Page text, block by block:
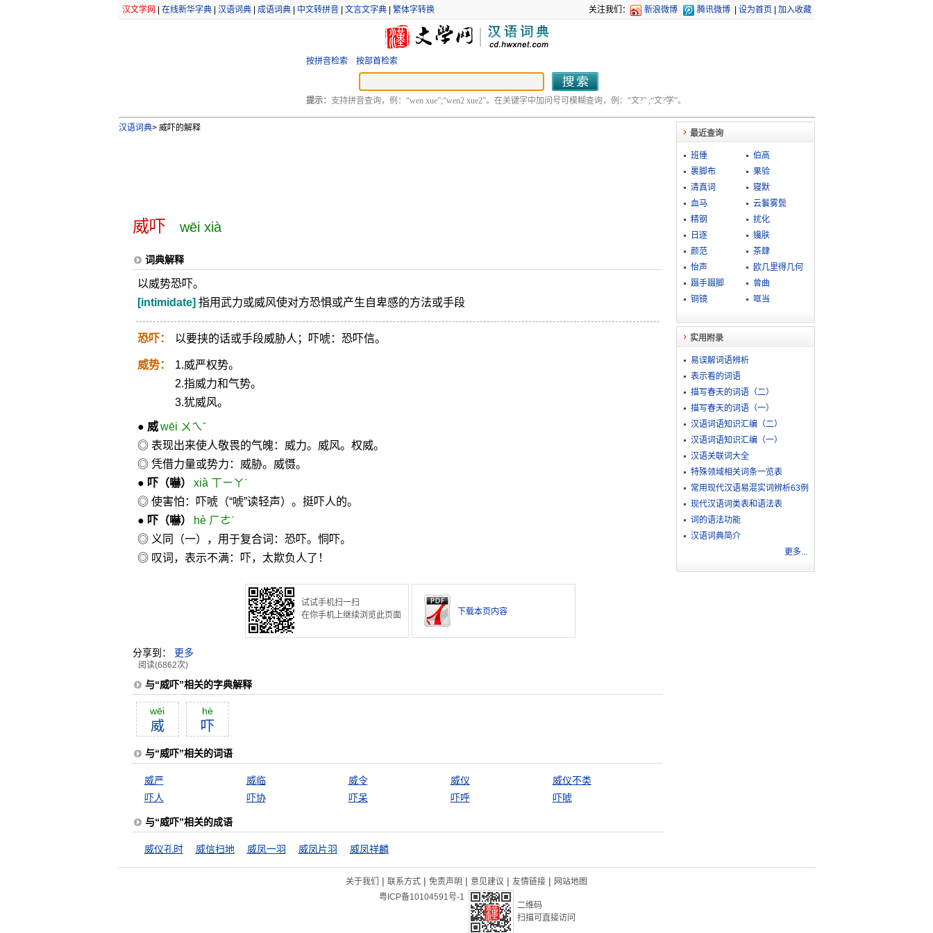
汉文学网 在线新华字典| 汉语词典| 成语词典| 中文转拼音| 文言文字典| 繁体字转换 关注我们： 新浪微博 腾讯微博 设为首页 加入收藏
按拼音检索 按部首检索
提示： 支持拼音查询，例：“wen xue”;“wen2 xue2”。在关键字中加问号可模糊查询，例：“文?” ;“文?学”。
汉语词典>威吓的解释
威吓 wēi xià
词典解释
以威势恐吓。
[intimidate] 指用武力或威风使对方恐惧或产生自卑感的方法或手段
恐吓： 以要挟的话或手段威胁人；吓唬：恐吓信。
威势：
1.威严权势。
2.指威力和气势。
3.犹威风。
● 威 wēi ㄨㄟˉ
◎ 表现出来使人敬畏的气魄：威力。威风。权威。
◎ 凭借力量或势力：威胁。威慑。
● 吓（嚇）
xià ㄒㄧㄚˋ
◎ 使害怕：吓唬（“唬”读轻声）。挺吓人的。
● 吓（嚇）
hè ㄏㄜˋ
◎ 义同（一），用于复合词：恐吓。恫吓。
◎ 叹词，表示不满：吓，太欺负人了！
试试手机扫一扫
在你手机上继续浏览此页面
下载本页内容
分享到： 更多
阅读(6862次)
与“威吓”相关的字典解释
wēi
威
hè
吓
与“威吓”相关的词语
威严 威临 威令 威仪
威仪不类
吓人
吓协 吓呆 吓呼 吓唬
与“威吓”相关的成语
威仪孔时 威信扫地 威凤一羽 威凤片羽 威凤祥麟
最近查询
班倕
伯高
裹脚布
果验
清真词
寝默
血马
云鬟雾鬓
精钢
扰化
日逐
镵肤
颜范
茶肆
怡声
欧几里得几何
蹑手蹑脚
曾曲
铜镜
哐当
实用附录
易误解词语辨析
表示看的词语
描写春天的词语（二）
描写春天的词语（一）
汉语词语知识汇编（二）
汉语词语知识汇编（一）
汉语关联词大全
特殊领域相关词条一览表
常用现代汉语易混实词辨析63例
现代汉语词类表和语法表
词的语法功能
汉语词典简介
更多...
关于我们 | 联系方式 | 免责声明 | 意见建议 | 友情链接 | 网站地图
粤ICP备10104591号-1
二维码
扫描可直接访问